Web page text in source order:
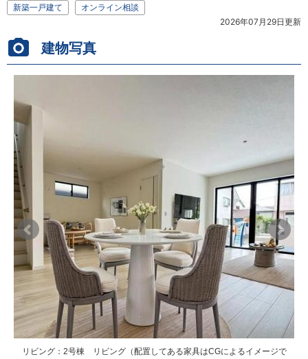
新築一戸建て
オンライン相談
2026年07月29日更新
建物写真
リビング：2号棟 リビング（配置してある家具はCGによるイメージで
リビング：2号棟 リビング（配置してある家具はCGによるイメージで